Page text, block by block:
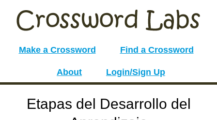
Make a Crossword Find a Crossword
About Login/Sign Up
Etapas del Desarrollo del